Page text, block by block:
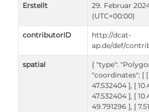
Erstellt
29. Februar 2024,
(UTC+00:00)
contributorID
http://dcat-
ap.de/def/
spatial
{ "type":
"coordinates": [ [
47.532404 ], [
47.532404 ], [
49.791296 ], [